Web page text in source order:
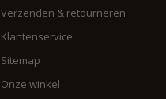
Verzenden & retourneren
Klantenservice
Sitemap
Onze winkel